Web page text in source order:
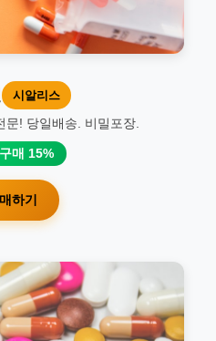
시알리스
문! 당일배송. 비밀포장.
매 15%
하기